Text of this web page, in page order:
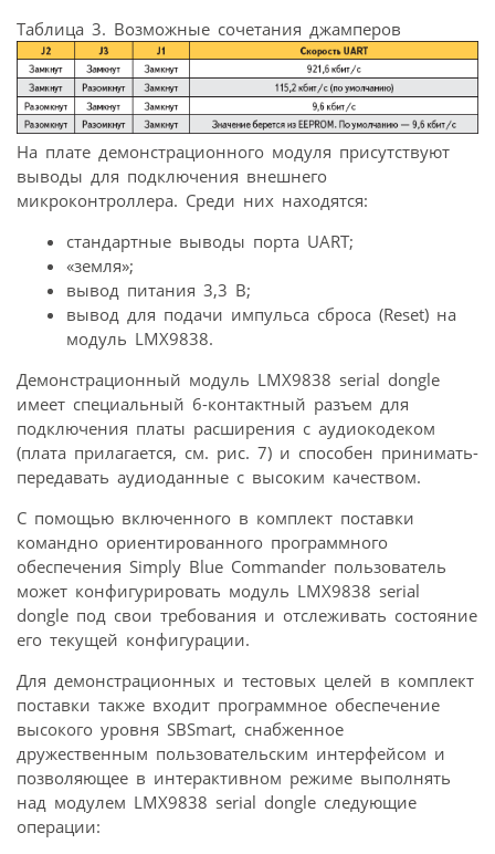
Таблица 3. Возможные сочетания джамперов
На плате демонстрационного модуля присутствуют
выводы для подключения внешнего
микроконтроллера. Среди них находятся:
стандартные выводы порта UART;
«земля»;
вывод питания 3,3 В;
вывод для подачи импульса сброса (Reset) на
модуль LMX9838.
Демонстрационный модуль LMX9838 serial dongle
имеет специальный 6-контактный разъем для
подключения платы расширения с аудиокодеком
(плата прилагается, см. рис. 7) и способен принимать-
передавать аудиоданные с высоким качеством.
С помощью включенного в комплект поставки
командно ориентированного программного
обеспечения Simply Blue Commander пользователь
может конфигурировать модуль LMX9838 serial
dongle под свои требования и отслеживать состояние
его текущей конфигурации.
Для демонстрационных и тестовых целей в комплект
поставки также входит программное обеспечение
высокого уровня SBSmart, снабженное
дружественным пользовательским интерфейсом и
позволяющее в интерактивном режиме выполнять
над модулем LMX9838 serial dongle следующие
операции: